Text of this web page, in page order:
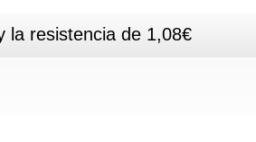
la resistencia de 1,08€